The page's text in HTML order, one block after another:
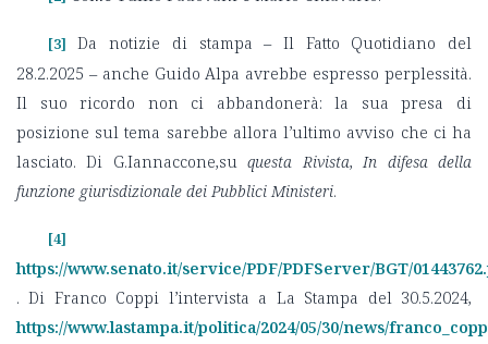
[3] Da notizie di stampa – Il Fatto Quotidiano del
28.2.2025 – anche Guido Alpa avrebbe espresso perplessità.
Il suo ricordo non ci abbandonerà: la sua presa di
posizione sul tema sarebbe allora l’ultimo avviso che ci ha
lasciato. Di G.Iannaccone,suquesta Rivista,In difesa della
funzione giurisdizionale dei Pubblici Ministeri.
[4]
https://www.senato.it/service/PDF/PDFServer/BGT/
. Di Franco Coppi l’intervista a La Stampa del 30.5.2024,
https://www.lastampa.it/politica/2024/05/30/news/